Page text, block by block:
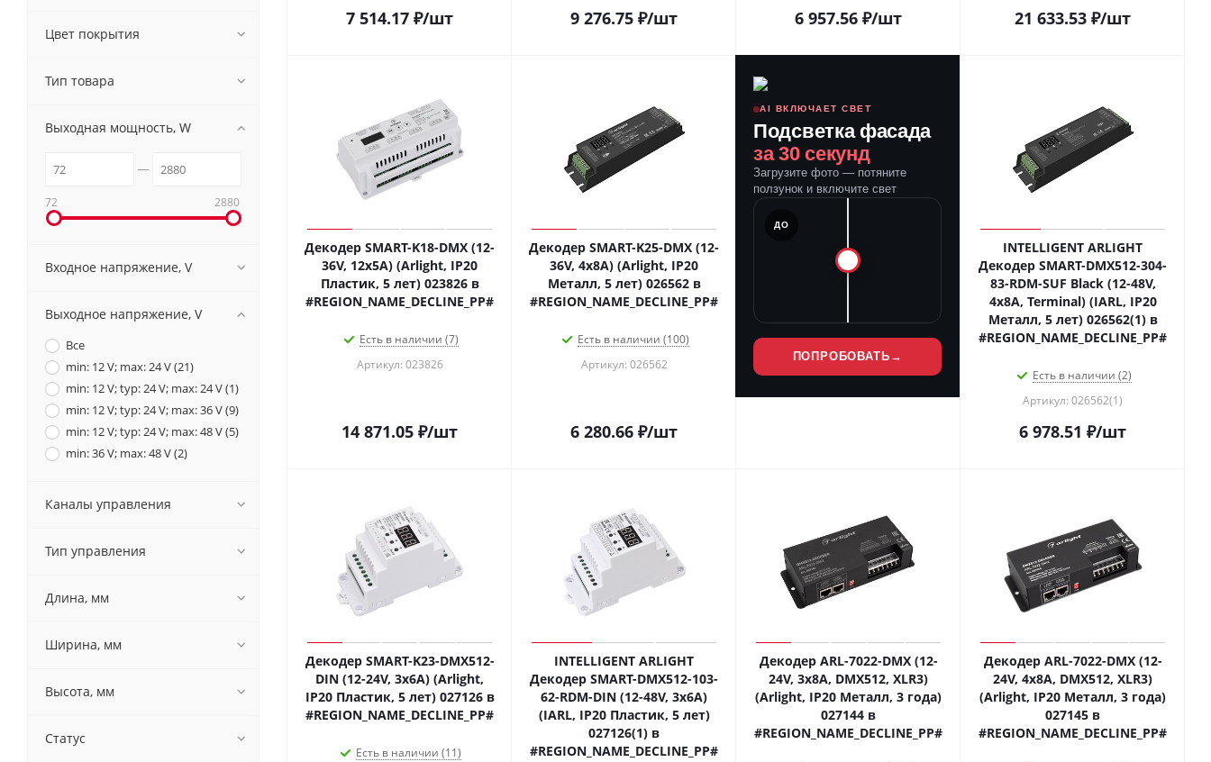
7 514.17 ₽/шт 9 276.75 ₽/шт 6 957.56 ₽/шт 21 633.53 ₽/шт
Декодер SMART-K18-DMX (12-
36V, 12x5A) (Arlight, IP20
Пластик, 5 лет) 023826 в
#REGION_NAME_DECLINE_PP#
Есть в наличии (7)
Артикул: 023826
14 871.05 ₽/шт
Декодер SMART-K25-DMX (12-
36V, 4x8A) (Arlight, IP20
Металл, 5 лет) 026562 в
#REGION_NAME_DECLINE_PP#
Есть в наличии (100)
Артикул: 026562
6 280.66 ₽/шт
AI ВКЛЮЧАЕТ СВЕТ
Подсветка фасада
за 30 секунд
Загрузите фото — потяните
ползунок и включите свет
ДО
ПОПРОБОВАТЬ →
INTELLIGENT ARLIGHT
Декодер SMART-DMX512-304-
83-RDM-SUF Black (12-48V,
4x8A, Terminal) (IARL, IP20
Металл, 5 лет) 026562(1) в
#REGION_NAME_DECLINE_PP#
Есть в наличии (2)
Артикул: 026562(1)
6 978.51 ₽/шт
Декодер SMART-K23-DMX512-
DIN (12-24V, 3x6A) (Arlight,
IP20 Пластик, 5 лет) 027126 в
#REGION_NAME_DECLINE_PP#
Есть в наличии (11)
INTELLIGENT ARLIGHT
Декодер SMART-DMX512-103-
62-RDM-DIN (12-48V, 3x6A)
(IARL, IP20 Пластик, 5 лет)
027126(1) в
#REGION_NAME_DECLINE_PP#
Декодер ARL-7022-DMX (12-
24V, 3x8A, DMX512, XLR3)
(Arlight, IP20 Металл, 3 года)
027144 в
#REGION_NAME_DECLINE_PP#
Декодер ARL-7022-DMX (12-
24V, 4x8A, DMX512, XLR3)
(Arlight, IP20 Металл, 3 года)
027145 в
#REGION_NAME_DECLINE_PP#
Цвет покрытия
Тип товара
Выходная мощность, W
72 2880
Входное напряжение, V
Выходное напряжение, V
Все
min: 12 V; max: 24 V (21)
min: 12 V; typ: 24 V; max: 24 V (1)
min: 12 V; typ: 24 V; max: 36 V (9)
min: 12 V; typ: 24 V; max: 48 V (5)
min: 36 V; max: 48 V (2)
Каналы управления
Тип управления
Длина, мм
Ширина, мм
Высота, мм
Статус